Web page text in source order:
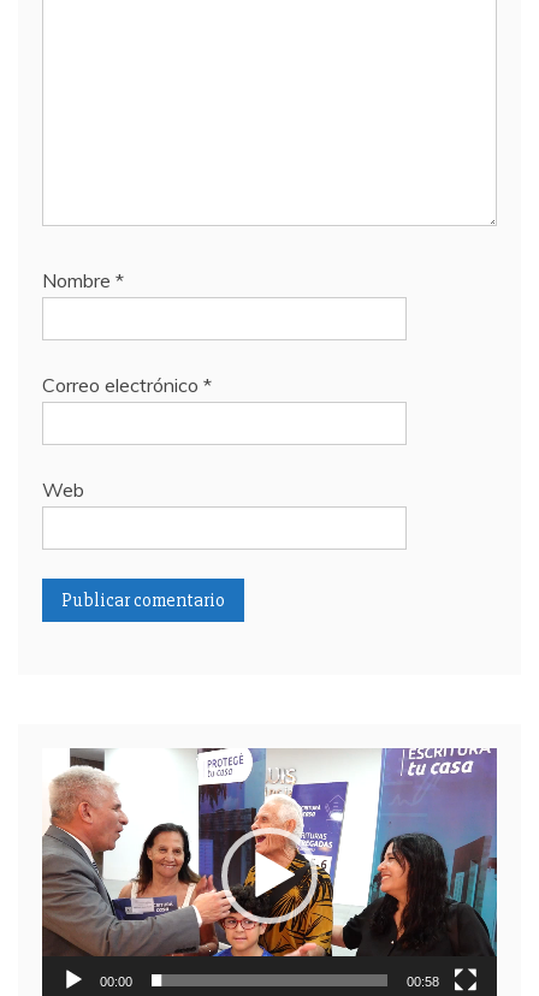
Nombre *
Correo electrónico *
Web
Reproductor
de
video
00:00 00:58